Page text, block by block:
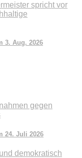
spricht vor
3. Aug. 2026
gegen
24. Juli 2026
demokratisch